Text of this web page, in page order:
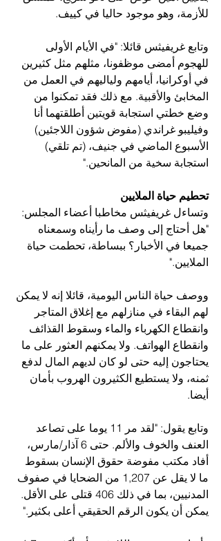
للأزمة، وهو موجود حاليا في كييف.
وتابع غريفيثس قائلا: "في الأيام الأولى
للهجوم أمضى موظفونا، مثلهم مثل كثيرين
في أوكرانيا، أيامهم ولياليهم في العمل من
المخابئ والأقبية. مع ذلك فقد تمكنوا من
وضع خطتي استجابة قويتين أطلقتهما أنا
وفيليبو غراندي (مفوض شؤون اللاجئين)
الأسبوع الماضي في جنيف، (تم تلقي)
استجابة سخية من المانحين."
تحطيم حياة الملايين
وتساءل غريفيثس مخاطبا أعضاء المجلس:
"هل أحتاج إلى وصف ما رأيناه وسمعناه
جميعا في الأخبار؟ ببساطة، تحطمت حياة
الملايين."
ووصف حياة الناس اليومية، قائلا إنه لا يمكن
لهم البقاء في منازلهم مع إغلاق المتاجر
وانقطاع الكهرباء والماء وسقوط القذائف
وانقطاع الهواتف. ولا يمكنهم العثور على ما
يحتاجون إليه حتى لو كان لديهم المال لدفع
ثمنه، ولا يستطيع الكثيرون الهروب بأمان
أيضا.
وتابع يقول: "لقد مر 11 يوما على تصاعد
العنف والخوف والألم. حتى 6 آذار/مارس،
أفاد مكتب مفوضة حقوق الإنسان بسقوط
ما لا يقل عن 1,207 من الضحايا في صفوف
المدنيين، بما في ذلك 406 قتلى على الأقل.
يمكن أن يكون الرقم الحقيقي أعلى بكثير."